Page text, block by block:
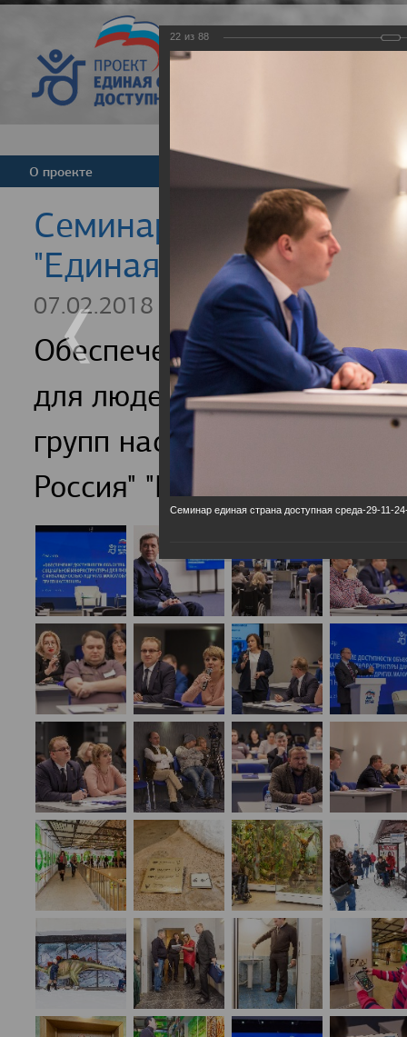
О проекте Новости
Cеминар для
"Единая страна -
07.02.2018
Обеспечение
для людей с
групп населения
Россия" "Единая страна-
22 из 88
Семинар единая страна доступная среда-29-11-